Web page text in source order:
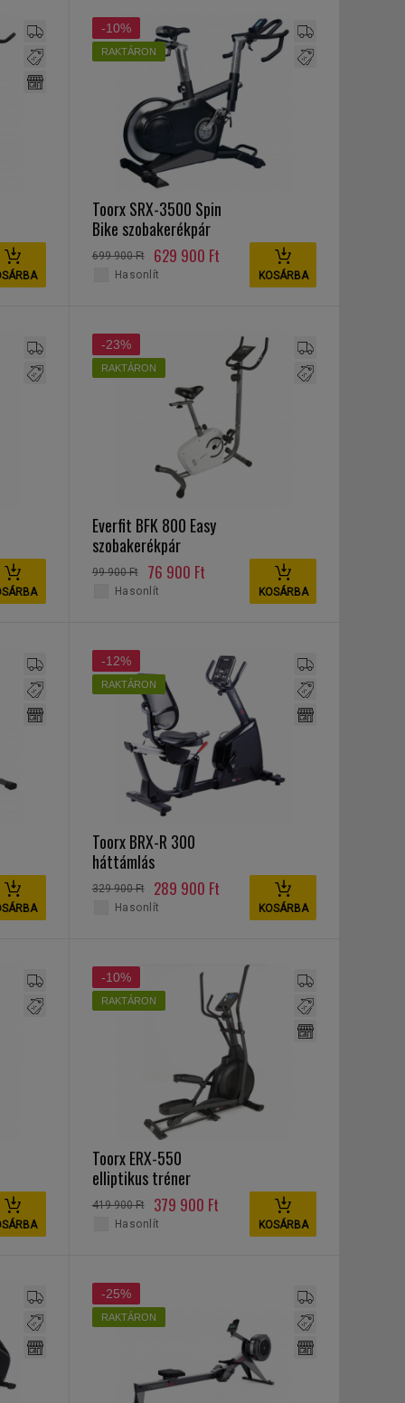
-10%
RAKTÁRON
Toorx SRX-3500 Spin
Bike szobakerékpár
699 900 Ft 629 900 Ft
KOSÁRBA
Hasonlít
-23%
RAKTÁRON
Everfit BFK 800 Easy
szobakerékpár
99 900 Ft 76 900 Ft
KOSÁRBA
Hasonlít
-12%
RAKTÁRON
Toorx BRX-R 300
háttámlás
szobakerékpár
329 900 Ft 289 900 Ft
KOSÁRBA
Hasonlít
-10%
RAKTÁRON
Toorx ERX-550
elliptikus tréner
419 900 Ft 379 900 Ft
KOSÁRBA
Hasonlít
-25%
RAKTÁRON